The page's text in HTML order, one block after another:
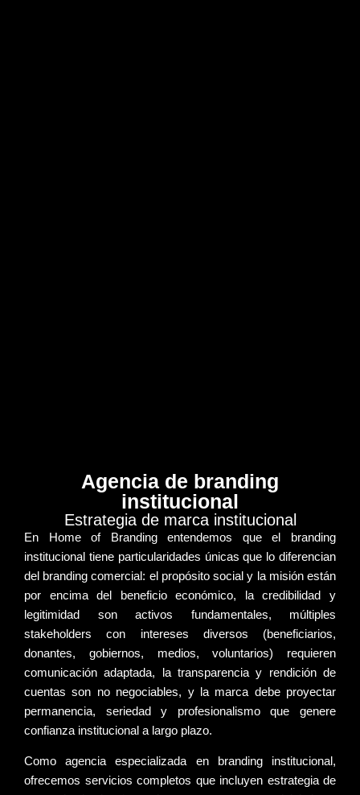
Agencia de branding
institucional
Estrategia de marca institucional
En Home of Branding entendemos que el branding
institucional tiene particularidades únicas que lo diferencian
del branding comercial: el propósito social y la misión están
por encima del beneficio económico, la credibilidad y
legitimidad son activos fundamentales, múltiples
stakeholders con intereses diversos (beneficiarios,
donantes, gobiernos, medios, voluntarios) requieren
comunicación adaptada, la transparencia y rendición de
cuentas son no negociables, y la marca debe proyectar
permanencia, seriedad y profesionalismo que genere
confianza institucional a largo plazo.
Comoagencia especializada en branding institucional,
ofrecemos servicios completos que incluyen estrategia de